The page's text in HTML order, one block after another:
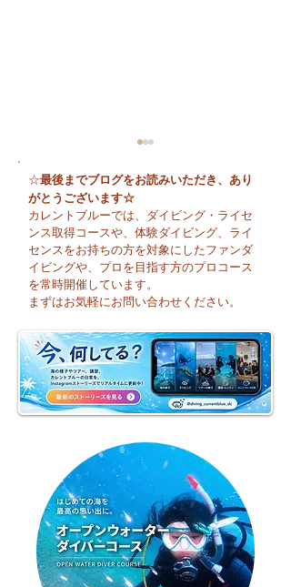
夏本番！明日からお泊
まり海洋実習です♪
☆最後までブログをお読みいただき、あり
がとうございます☆
カレントブルーでは、ダイビング・ライセ
ンス取得コースや、体験ダイビング、ライ
センスをお持ちの方を対象にしたファンダ
イビングや、プロを目指す方のプロコース
を常時開催しています。
まずはお気軽にお問い合わせください。